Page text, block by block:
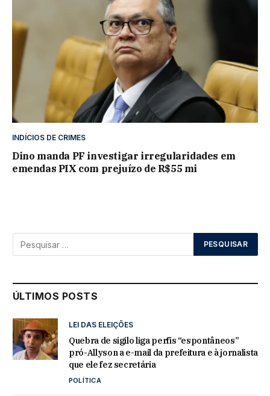
INDÍCIOS DE CRIMES
Dino manda PF investigar irregularidades em
emendas PIX com prejuízo de R$55 mi
ÚLTIMOS POSTS
LEI DAS ELEIÇÕES
Quebra de sigilo liga perfis “espontâneos”
pró-Allyson a e-mail da prefeitura e à jornalista
que ele fez secretária
POLÍTICA